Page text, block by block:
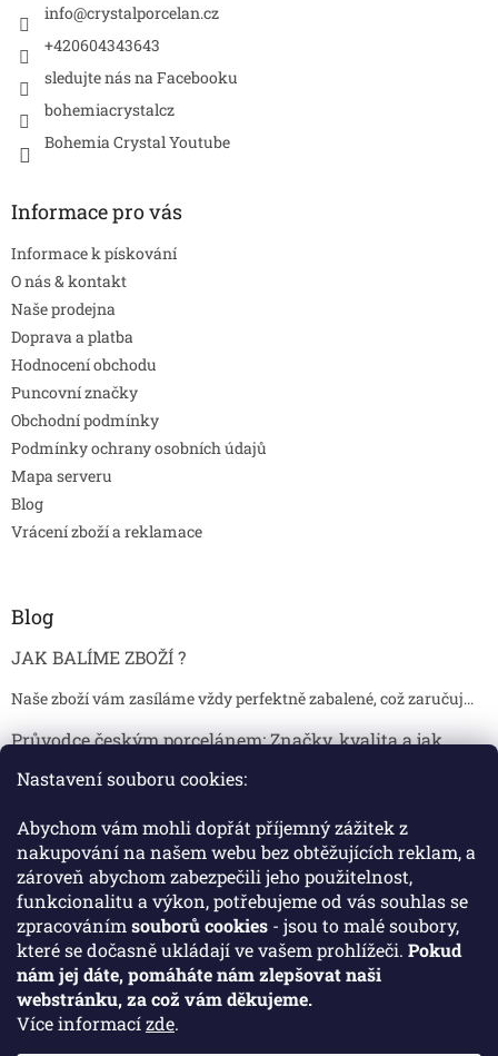
Nastavení souboru cookies:
Abychom vám mohli dopřát příjemný zážitek z
nakupování na našem webu bez obtěžujících reklam, a
zároveň abychom zabezpečili jeho použitelnost,
funkcionalitu a výkon, potřebujeme od vás souhlas se
zpracováním souborů cookies - jsou to malé soubory,
které se dočasně ukládají ve vašem prohlížeči. Pokud
nám jej dáte, pomáháte nám zlepšovat naši
webstránku, za což vám děkujeme.
Více informacízde.
info@crystalporcelan.cz
+420604343643
sledujte nás na Facebooku
bohemiacrystalcz
Bohemia Crystal Youtube
Informace pro vás
Informace k pískování
O nás & kontakt
Naše prodejna
Doprava a platba
Hodnocení obchodu
Puncovní značky
Obchodní podmínky
Podmínky ochrany osobních údajů
Mapa serveru
Blog
Vrácení zboží a reklamace
Blog
JAK BALÍME ZBOŽÍ ?
Naše zboží vám zasíláme vždy perfektně zabalené, což zaručuj...
Průvodce českým porcelánem: Značky, kvalita a jak
Jak skladovat broušené sklenice, aby se nepoškodily?
Broušené sklenice jsou symbolem elegance, tradice a luxusu. ...
Facebook